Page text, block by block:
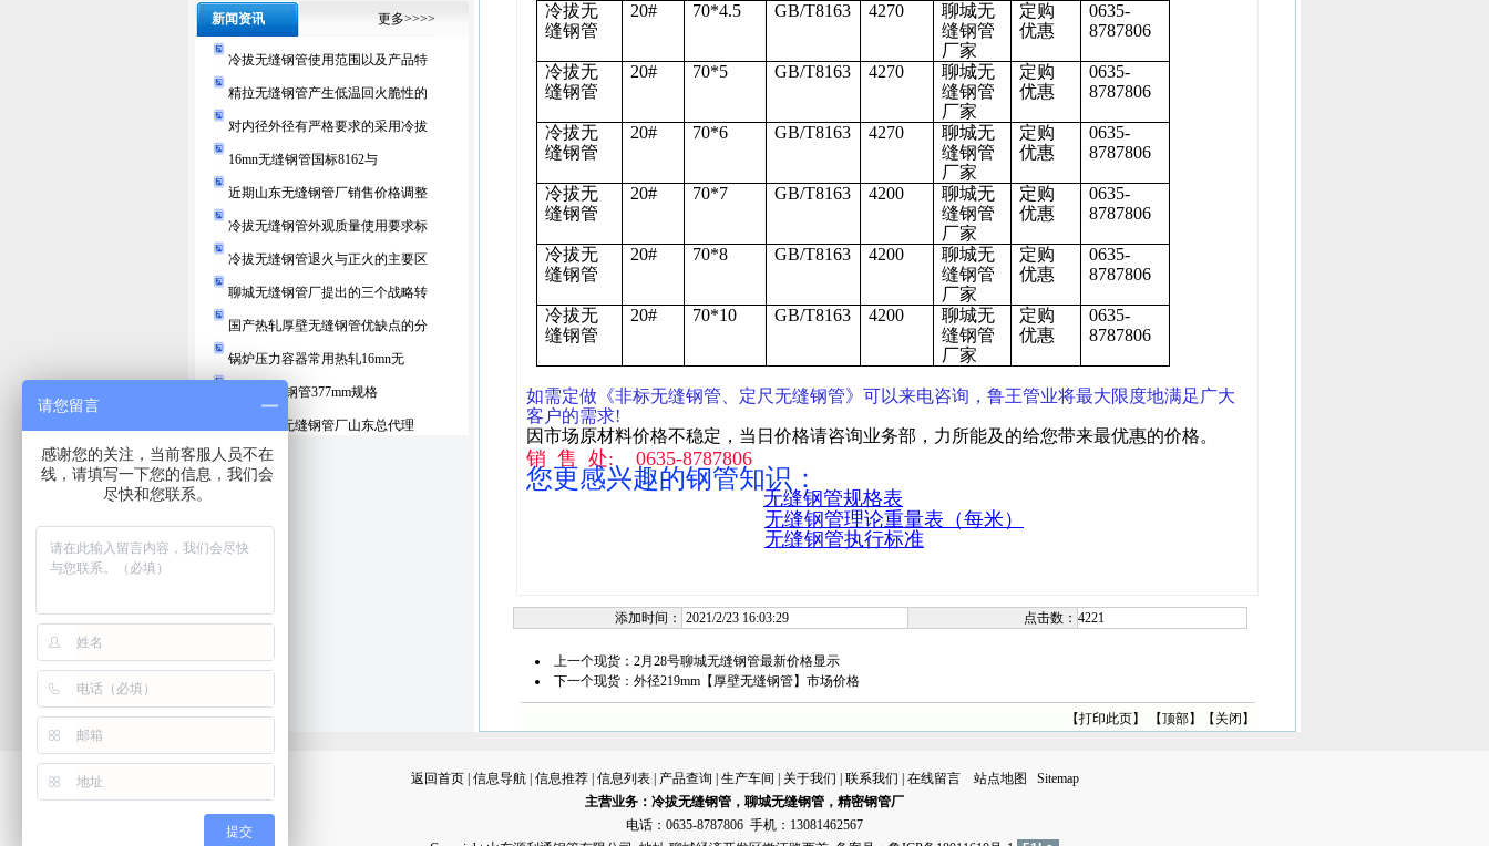
新闻资讯 更多>>>>
冷拔无缝钢管使用范围以及产品特
精拉无缝钢管产生低温回火脆性的
对内径外径有严格要求的采用冷拔
16mn无缝钢管国标8162与
近期山东无缝钢管厂销售价格调整
冷拔无缝钢管外观质量使用要求标
冷拔无缝钢管退火与正火的主要区
聊城无缝钢管厂提出的三个战略转
国产热轧厚壁无缝钢管优缺点的分
锅炉压力容器常用热轧16mn无
16mn无缝钢管377mm规格
包钢集团无缝钢管厂山东总代理
冷拔无
缝钢管
20# 70*4.5 GB/T8163 4270
聊城无
缝钢管
厂家
定购
优惠
0635-
8787806
冷拔无
缝钢管
20# 70*5 GB/T8163 4270
聊城无
缝钢管
厂家
定购
优惠
0635-
8787806
冷拔无
缝钢管
20# 70*6 GB/T8163 4270
聊城无
缝钢管
厂家
定购
优惠
0635-
8787806
冷拔无
缝钢管
20# 70*7 GB/T8163 4200
聊城无
缝钢管
厂家
定购
优惠
0635-
8787806
冷拔无
缝钢管
20# 70*8 GB/T8163 4200
聊城无
缝钢管
厂家
定购
优惠
0635-
8787806
冷拔无
缝钢管
20# 70*10 GB/T8163 4200
聊城无
缝钢管
厂家
定购
优惠
0635-
8787806
如需定做《非标无缝钢管、定尺无缝钢管》可以来电咨询，鲁王管业将最大限度地满足广大
客户的需求!
因市场原材料价格不稳定，当日价格请咨询业务部，力所能及的给您带来最优惠的价格。
销 售 处: 0635-8787806
您更感兴趣的钢管知识：
无缝钢管规格表
无缝钢管理论重量表（每米）
无缝钢管执行标准
添加时间： 2021/2/23 16:03:29 点击数： 4221
上一个现货： 2月28号聊城无缝钢管最新价格显示
下一个现货： 外径219mm【厚壁无缝钢管】市场价格
【打印此页】 【顶部】【 关闭 】
返回首页| 信息导航| 信息推荐| 信息列表| 产品查询 生产车间 关于我们 联系我们 在线留言 站点地图
Sitemap
主营业务： 冷拔无缝钢管 ， 聊城无缝钢管 ， 精密钢管厂
电话：0635-8787806 手机：13081462567
请您留言
感谢您的关注，当前客服人员不在
线，请填写一下您的信息，我们会
尽快和您联系。
提交